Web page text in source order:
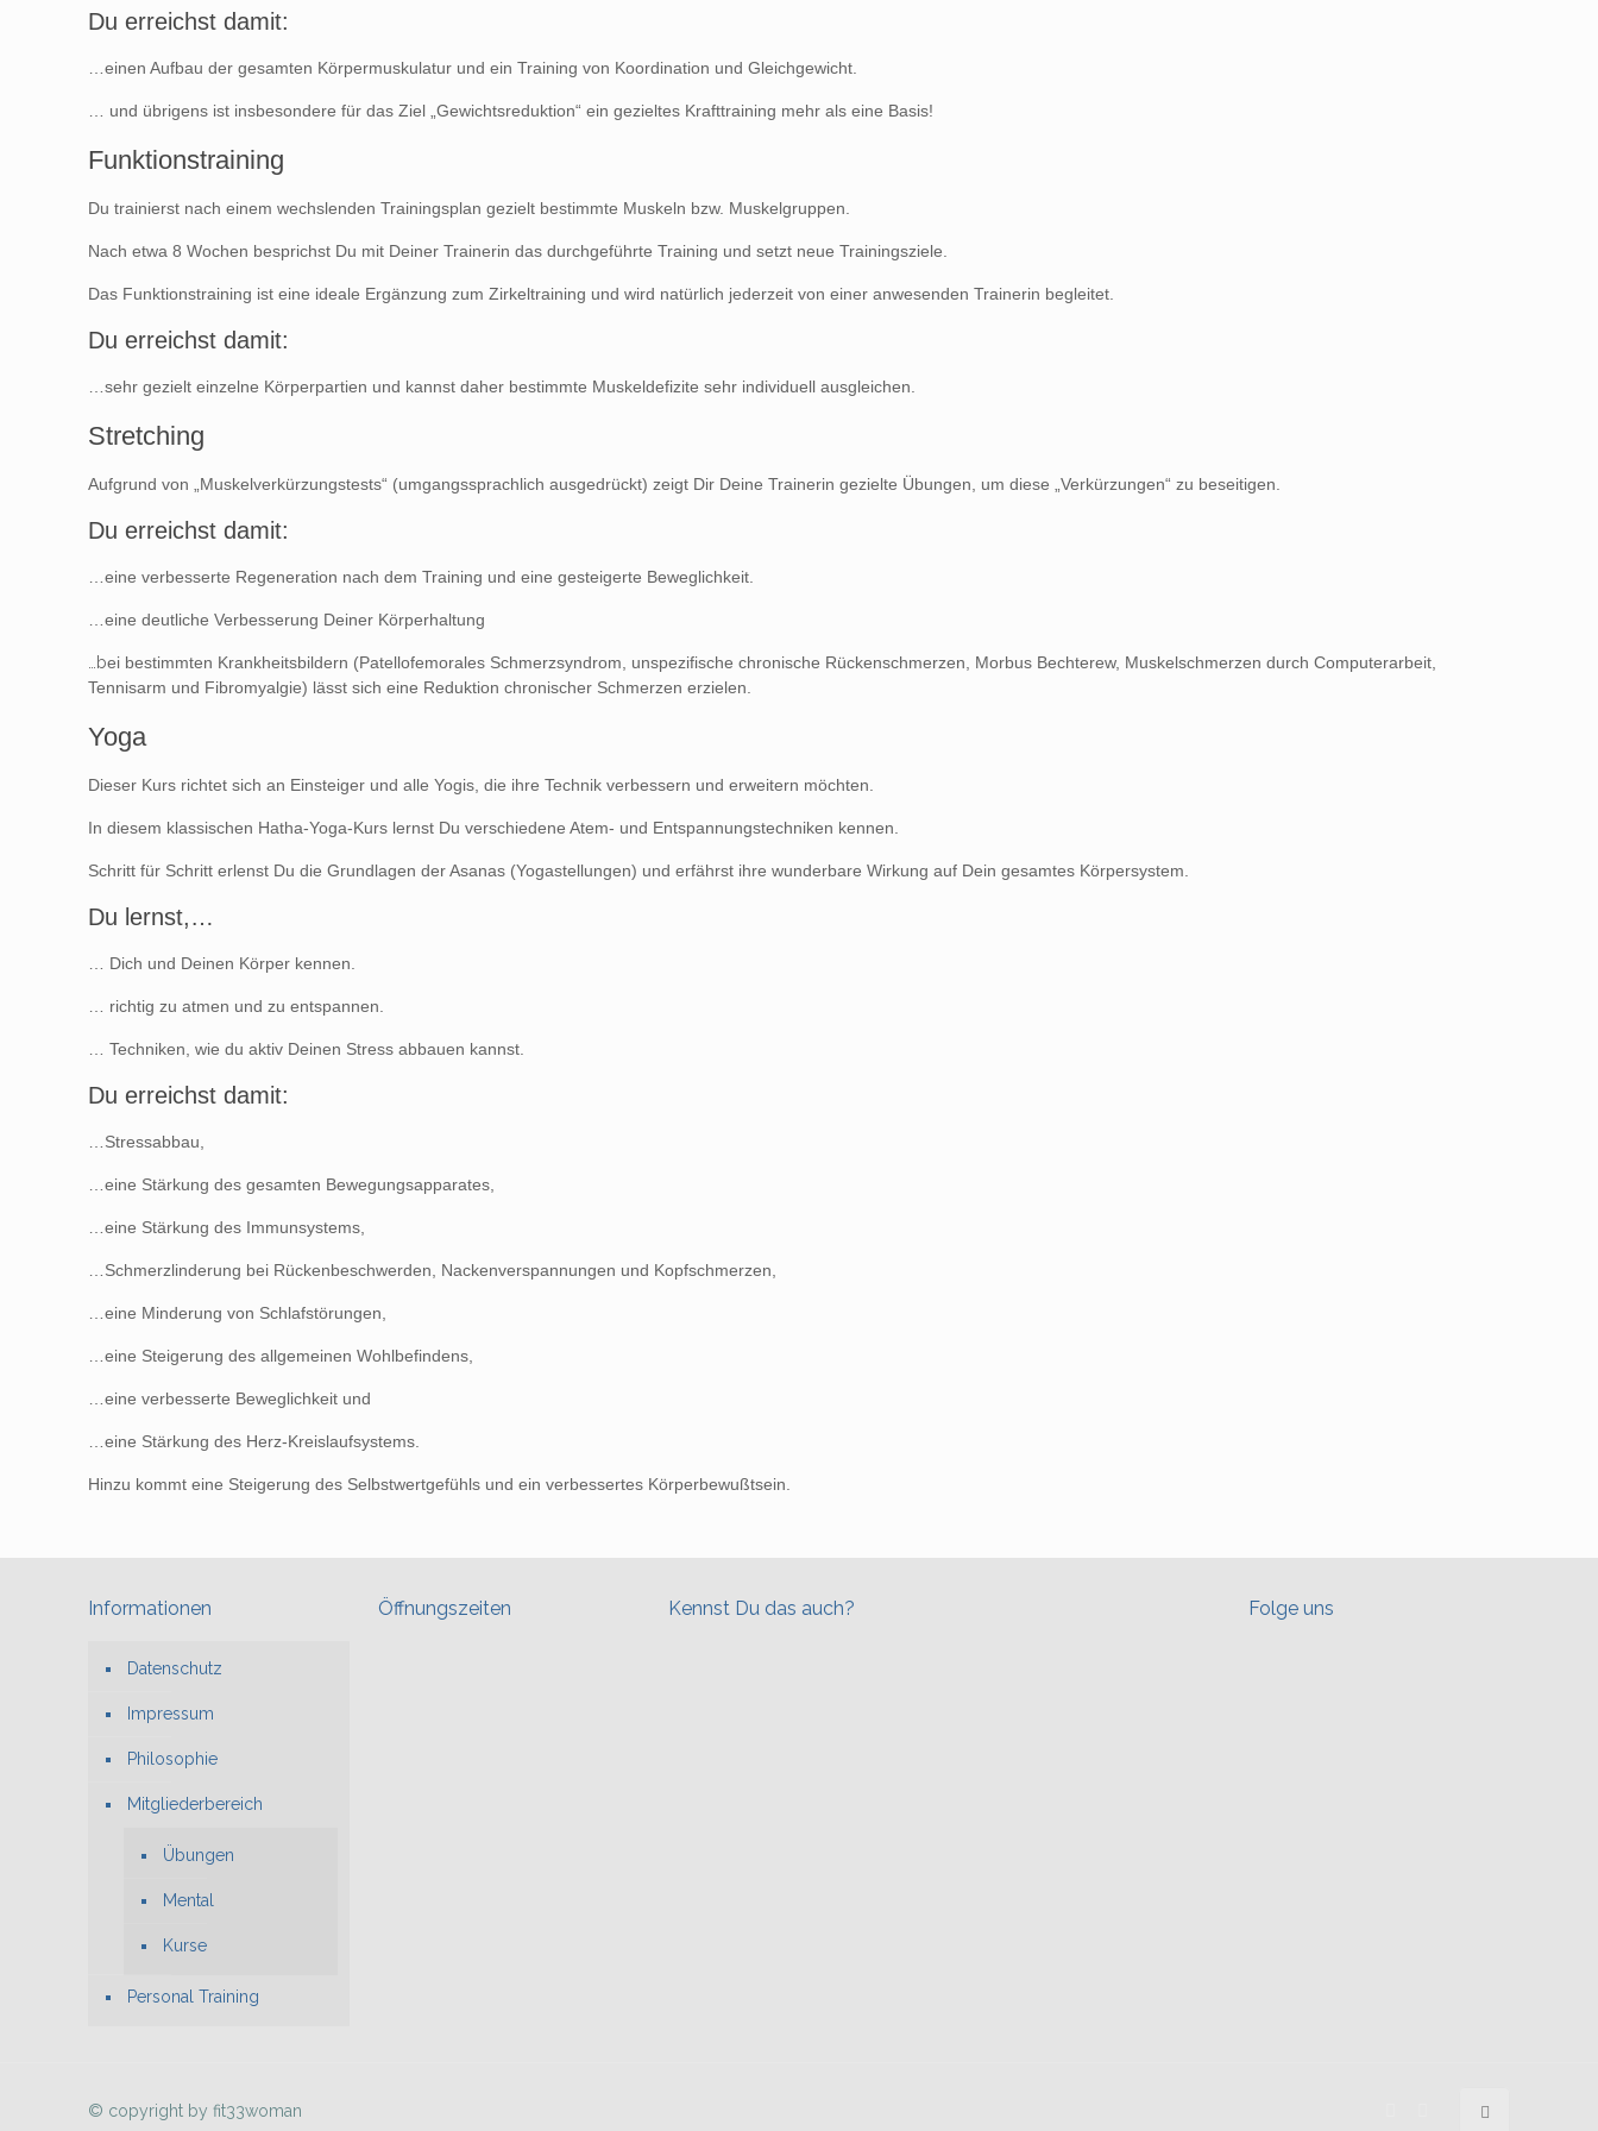
Du erreichst damit:
…einen Aufbau der gesamten Körpermuskulatur und ein Training von Koordination und Gleichgewicht.
… und übrigens ist insbesondere für das Ziel „Gewichtsreduktion“ ein gezieltes Krafttraining mehr als eine Basis!
Funktionstraining
Du trainierst nach einem wechslenden Trainingsplan gezielt bestimmte Muskeln bzw. Muskelgruppen.
Nach etwa 8 Wochen besprichst Du mit Deiner Trainerin das durchgeführte Training und setzt neue Trainingsziele.
Das Funktionstraining ist eine ideale Ergänzung zum Zirkeltraining und wird natürlich jederzeit von einer anwesenden Trainerin begleitet.
Du erreichst damit:
…sehr gezielt einzelne Körperpartien und kannst daher bestimmte Muskeldefizite sehr individuell ausgleichen.
Stretching
Aufgrund von „Muskelverkürzungstests“ (umgangssprachlich ausgedrückt) zeigt Dir Deine Trainerin gezielte Übungen, um diese „Verkürzungen“ zu beseitigen.
Du erreichst damit:
…eine verbesserte Regeneration nach dem Training und eine gesteigerte Beweglichkeit.
…eine deutliche Verbesserung Deiner Körperhaltung
…bei bestimmten Krankheitsbildern (Patellofemorales Schmerzsyndrom, unspezifische chronische Rückenschmerzen, Morbus Bechterew, Muskelschmerzen durch Computerarbeit,
Tennisarm und Fibromyalgie) lässt sich eine Reduktion chronischer Schmerzen erzielen.
Yoga
Dieser Kurs richtet sich an Einsteiger und alle Yogis, die ihre Technik verbessern und erweitern möchten.
In diesem klassischen Hatha-Yoga-Kurs lernst Du verschiedene Atem- und Entspannungstechniken kennen.
Schritt für Schritt erlenst Du die Grundlagen der Asanas (Yogastellungen) und erfährst ihre wunderbare Wirkung auf Dein gesamtes Körpersystem.
Du lernst,…
… Dich und Deinen Körper kennen.
… richtig zu atmen und zu entspannen.
… Techniken, wie du aktiv Deinen Stress abbauen kannst.
Du erreichst damit:
…Stressabbau,
…eine Stärkung des gesamten Bewegungsapparates,
…eine Stärkung des Immunsystems,
…Schmerzlinderung bei Rückenbeschwerden, Nackenverspannungen und Kopfschmerzen,
…eine Minderung von Schlafstörungen,
…eine Steigerung des allgemeinen Wohlbefindens,
…eine verbesserte Beweglichkeit und
…eine Stärkung des Herz-Kreislaufsystems.
Hinzu kommt eine Steigerung des Selbstwertgefühls und ein verbessertes Körperbewußtsein.
Informationen
Datenschutz
Impressum
Philosophie
Mitgliederbereich
Übungen
Mental
Kurse
Personal Training
Öffnungszeiten Kennst Du das auch? Folge uns
© copyright by fit33woman